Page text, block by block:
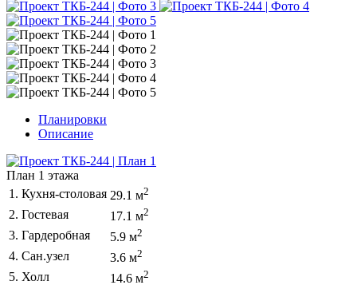
Планировки
Описание
План 1 этажа
1. Кухня-столовая 29.1 м2
2. Гостевая 17.1 м2
3. Гардеробная 5.9 м2
4. Сан.узел 3.6 м2
5. Холл 14.6 м2